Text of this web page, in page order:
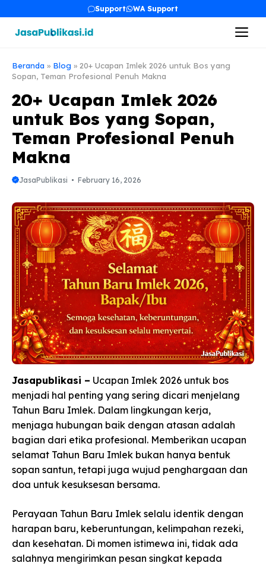
content
Support WA Support
Beranda » Blog » 20+ Ucapan Imlek 2026 untuk Bos yang
Sopan, Teman Profesional Penuh Makna
20+ Ucapan Imlek 2026
untuk Bos yang Sopan,
Teman Profesional Penuh
Makna
JasaPublikasi February 16, 2026
Jasapublikasi – Ucapan Imlek 2026 untuk bos
menjadi hal penting yang sering dicari menjelang
Tahun Baru Imlek. Dalam lingkungan kerja,
menjaga hubungan baik dengan atasan adalah
bagian dari etika profesional. Memberikan ucapan
selamat Tahun Baru Imlek bukan hanya bentuk
sopan santun, tetapi juga wujud penghargaan dan
doa untuk kesuksesan bersama.
Perayaan Tahun Baru Imlek selalu identik dengan
harapan baru, keberuntungan, kelimpahan rezeki,
dan kesehatan. Di momen istimewa ini, tidak ada
salahnya mengirimkan pesan singkat kepada